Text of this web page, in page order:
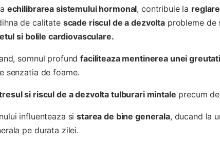
echilibrarea sistemului hormonal, contribuie la
de calitate scade riscul de a dezvolta probleme de
si bolile cardiovasculare.
somnul profundfaciliteaza mentinerea unei
senzatia de foame.
si riscul de a dezvolta tulburari mintale precum
influenteaza sistarea de bine generala, ducand la
pe durata zilei.